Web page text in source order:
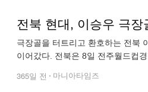
전북 현대, 이승우 극
극장골을 터트리고 환호하는 전북
이어갔다. 전북은 8일 전주월드컵
365일 전 마니아타임즈